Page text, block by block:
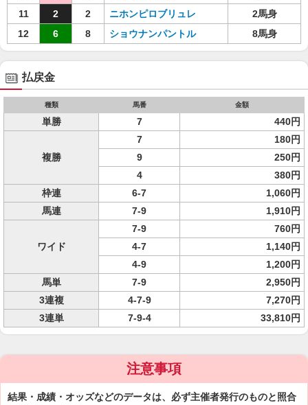
11
2 2 ニホンピロブリュレ
2馬身
12
6 8 ショウナンパントル 8馬身
払戻金
種類 馬番 金額
単勝 7 440円
複勝
7
180円
9
250円
4
380円
枠連
6-7
1,060円
馬連
7-9 1,910円
ワイド
7-9
760円
4-7
1,140円
4-9
1,200円
馬単
7-9
2,950円
3連複
4-7-9
7,270円
3連単
7-9-4 33,810円
注意事項
結果・成績・オッズなどのデータは、必ず主催者発行のものと照合